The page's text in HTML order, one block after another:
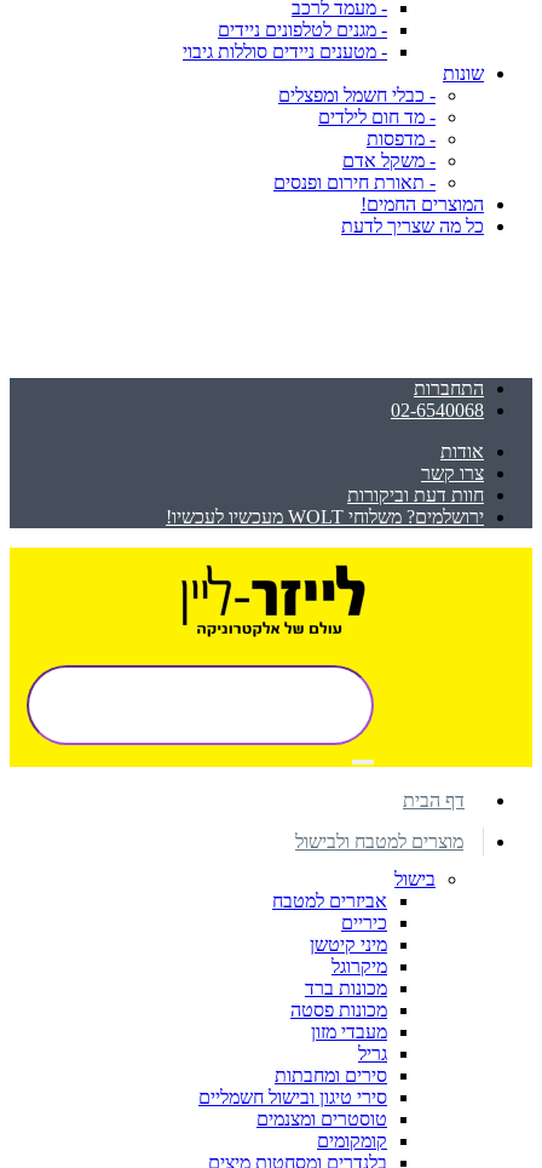
- מעמד לרכב
- מגנים לטלפונים ניידים
- מטענים ניידים סוללות גיבוי
שונות
- כבלי חשמל ומפצלים
- מד חום לילדים
- מדפסות
- משקל אדם
- תאורת חירום ופנסים
המוצרים החמים!
כל מה שצריך לדעת
התחברות
02-6540068
אודות
צרו קשר
חוות דעת וביקורות
ירושלמים? משלוחי WOLT מעכשיו לעכשיו!
דף הבית
מוצרים למטבח ולבישול
בישול
אביזרים למטבח
כיריים
מיני קיטשן
מיקרוגל
מכונות ברד
מכונות פסטה
מעבדי מזון
גריל
סירים ומחבתות
סירי טיגון ובישול חשמליים
טוסטרים ומצנמים
קומקומים
בלנדרים ומסחטות מיצים